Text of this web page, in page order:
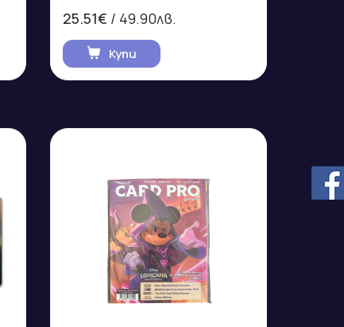
25.51€ / 49.90лв.
Купи